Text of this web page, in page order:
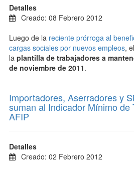
Detalles
Creado: 08 Febrero 2012
Luego de la reciente prórroga al
cargas sociales por nuevos empleos,
la plantilla de trabajadores a
de noviembre de 2011.
Importadores, Aserradores y
suman al Indicador Mínimo de
AFIP
Detalles
Creado: 02 Febrero 2012